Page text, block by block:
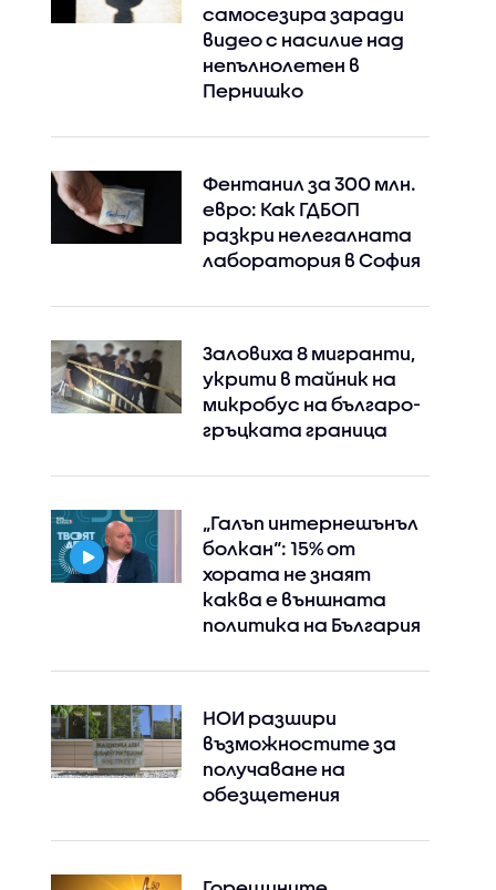
Facebook
самосезира заради
видео с насилие над
непълнолетен в
Пернишко
Фентанил за 300 млн.
евро: Как ГДБОП
разкри нелегалната
лаборатория в София
Заловиха 8 мигранти,
укрити в тайник на
микробус на българо-
гръцката граница
„Галъп интернешънъл
болкан“: 15% от
хората не знаят
каква е външната
политика на България
НОИ разшири
възможностите за
получаване на
обезщетения